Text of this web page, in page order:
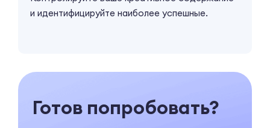
и идентифицируйте наиболее успешные.
Готов попробовать?